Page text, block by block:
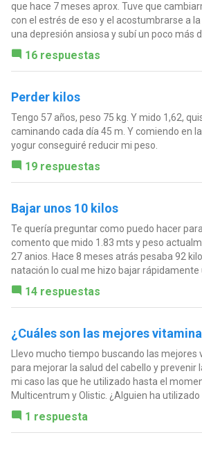
que hace 7 meses aprox. Tuve que
con el estrés de eso y el acostumbrarse a
una depresión ansiosa y subí un poco más
16 respuestas
Perder kilos
Tengo 57 años, peso 75 kg. Y mido 1,62,
caminando cada día 45 m. Y comiendo en
yogur conseguiré reducir mi peso.
19 respuestas
Bajar unos 10 kilos
Te quería preguntar como puedo hacer
comento que mido 1.83 mts y peso
27 anios. Hace 8 meses atrás pesaba 92
natación lo cual me hizo bajar rápidamente
14 respuestas
¿Cuáles son las mejores
Llevo mucho tiempo buscando las mejores
para mejorar la salud del cabello y prevenir
mi caso las que he utilizado hasta el
Multicentrum y Olistic. ¿Alguien ha
1 respuesta